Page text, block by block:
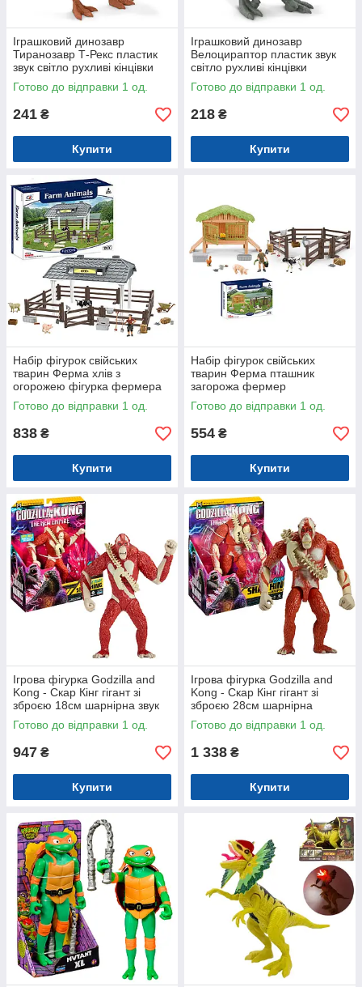
Іграшковий динозавр
Тиранозавр Т-Рекс пластик
звук світло рухливі кінцівки
29*8,5*10 см (D-36B)
Готово до відправки 1 од.
241 ₴
Купити
Іграшковий динозавр
Велоцираптор пластик звук
світло рухливі кінцівки
22*7*11 см (D-36E)
Готово до відправки 1 од.
218 ₴
Купити
Набір фігурок свійських
тварин Ферма хлів з
огорожею фігурка фермера
тачка аксесуари (Q9899ZJ94)
Готово до відправки 1 од.
838 ₴
Купити
Набір фігурок свійських
тварин Ферма пташник
загорожа фермер
інструменти (Q9899ZJ91)
Готово до відправки 1 од.
554 ₴
Купити
Ігрова фігурка Godzilla and
Kong - Скар Кінг гігант зі
зброєю 18см шарнірна звук
(35508G)
Готово до відправки 1 од.
947 ₴
Купити
Ігрова фігурка Godzilla and
Kong - Скар Кінг гігант зі
зброєю 28см шарнірна
(35553)
Готово до відправки 1 од.
1 338 ₴
Купити